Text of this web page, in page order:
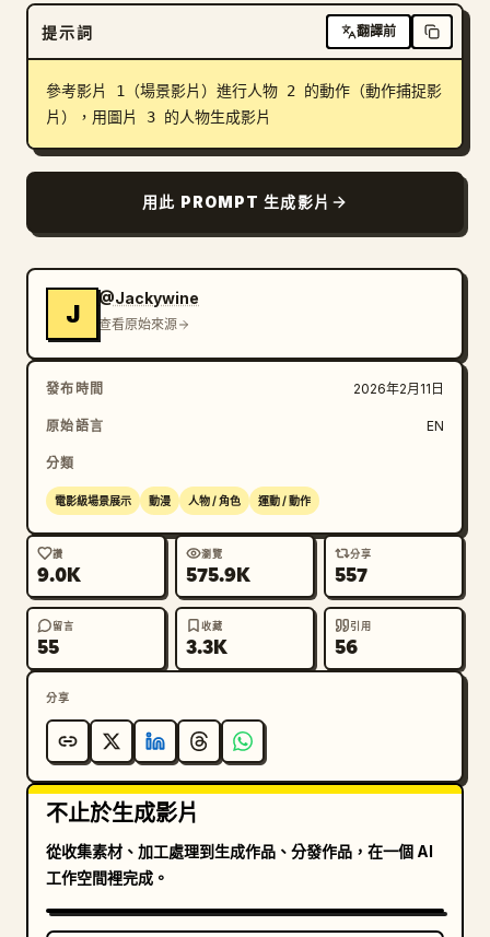
提示詞 翻譯前
參考影片 1（場景影片）進行人物 2 的動作（動作捕捉影
片），用圖片 3 的人物生成影片
用此 PROMPT 生成影片
J
@Jackywine
查看原始來源
發布時間 2026年2月11日
原始語言 EN
分類
電影級場景展示 動漫 人物 / 角色 運動 / 動作
讚
9.0K
瀏覽
575.9K
分享
557
留言
55
收藏
3.3K
引用
56
分享
不止於生成影片
從收集素材、加工處理到生成作品、分發作品，在一個 AI
工作空間裡完成。